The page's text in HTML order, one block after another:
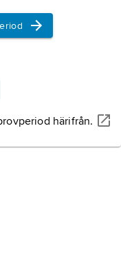
härifrån.